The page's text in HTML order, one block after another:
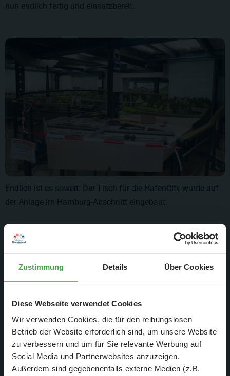
Zustimmung Details Über Cookies
Diese Webseite verwendet Cookies
Wir verwenden Cookies, die für den reibungslosen
Betrieb der Website erforderlich sind, um unsere Website
zu verbessern und um für Sie relevante Werbung auf
Social Media und Partnerwebsites anzuzeigen.
Außerdem sind gegebenenfalls externe Medien (z.B.
nun endlich fertig und einsatzbereit.
Endlich ist es soweit: Der Tisch für die HafenCity wurde auf
der Anlage im Hamburg-Abschnitt eingebaut.